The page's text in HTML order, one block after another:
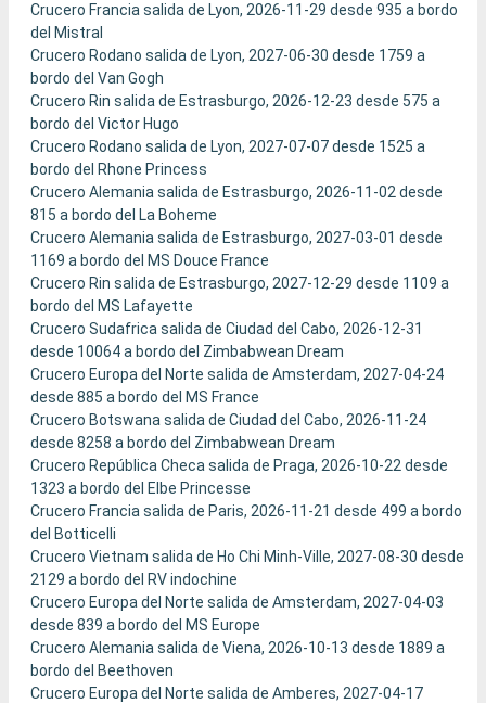
Crucero Francia salida de Lyon, 2026-11-29 desde 935 a bordo
del Mistral
Crucero Rodano salida de Lyon, 2027-06-30 desde 1759 a
bordo del Van Gogh
Crucero Rin salida de Estrasburgo, 2026-12-23 desde 575 a
bordo del Victor Hugo
Crucero Rodano salida de Lyon, 2027-07-07 desde 1525 a
bordo del Rhone Princess
Crucero Alemania salida de Estrasburgo, 2026-11-02 desde
815 a bordo del La Boheme
Crucero Alemania salida de Estrasburgo, 2027-03-01 desde
1169 a bordo del MS Douce France
Crucero Rin salida de Estrasburgo, 2027-12-29 desde 1109 a
bordo del MS Lafayette
Crucero Sudafrica salida de Ciudad del Cabo, 2026-12-31
desde 10064 a bordo del Zimbabwean Dream
Crucero Europa del Norte salida de Amsterdam, 2027-04-24
desde 885 a bordo del MS France
Crucero Botswana salida de Ciudad del Cabo, 2026-11-24
desde 8258 a bordo del Zimbabwean Dream
Crucero República Checa salida de Praga, 2026-10-22 desde
1323 a bordo del Elbe Princesse
Crucero Francia salida de Paris, 2026-11-21 desde 499 a bordo
del Botticelli
Crucero Vietnam salida de Ho Chi Minh-Ville, 2027-08-30 desde
2129 a bordo del RV indochine
Crucero Europa del Norte salida de Amsterdam, 2027-04-03
desde 839 a bordo del MS Europe
Crucero Alemania salida de Viena, 2026-10-13 desde 1889 a
bordo del Beethoven
Crucero Europa del Norte salida de Amberes, 2027-04-17